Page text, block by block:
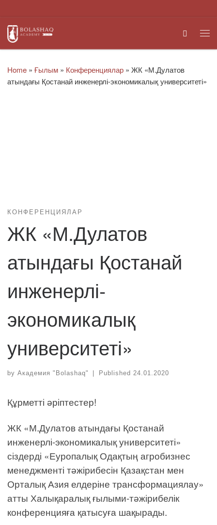
Search
Home » Ғылым » Конференциялар » ЖК «М.Дулатов
атындағы Қостанай инженерлі-экономикалық университеті»
КОНФЕРЕНЦИЯЛАР
ЖК «М.Дулатов
атындағы Қостанай
инженерлі-
экономикалық
университеті»
by Академия "Bolashaq" | Published 24.01.2020
Құрметті әріптестер!
ЖК «М.Дулатов атындағы Қостанай
инженерлі-экономикалық университеті»
сіздерді «Еуропалық Одақтың агробизнес
менеджменті тәжірибесін Қазақстан мен
Орталық Азия елдеріне трансформациялау»
атты Халықаралық ғылыми-тәжірибелік
конференцияға қатысуға шақырады.